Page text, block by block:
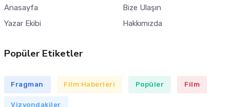
Anasayfa
Yazar Ekibi
Bize Ulaşın
Hakkımızda
Popüler Etiketler
Fragman Film Haberleri Popüler Film
Vizyondakiler